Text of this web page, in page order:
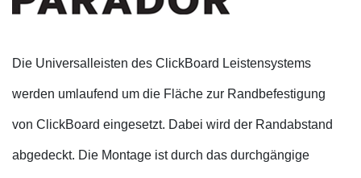
Die Universalleisten des ClickBoard Leistensystems
werden umlaufend um die Fläche zur Randbefestigung
von ClickBoard eingesetzt. Dabei wird der Randabstand
abgedeckt. Die Montage ist durch das durchgängige